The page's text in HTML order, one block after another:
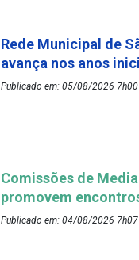
Rede Municipal de
avança nos anos
Publicado em: 05/08/2026 7h00
Comissões de
promovem
Publicado em: 04/08/2026 7h07